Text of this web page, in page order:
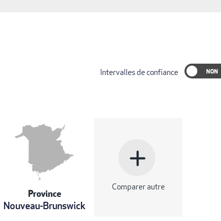
Intervalles de confiance
Province
Nouveau-Brunswick
add
Comparer autre